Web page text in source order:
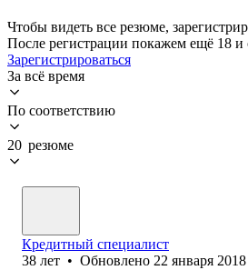
Чтобы видеть все резюме,
После регистрации покажем ещё 18 и
Зарегистрироваться
За всё время
По соответствию
20 резюме
Кредитный специалист
38 лет • Обновлено 22 января 2018